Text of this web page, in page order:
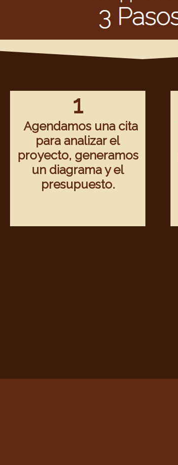
1
Agendamos una cita
para analizar el
proyecto, generamos
un diagrama y el
presupuesto.